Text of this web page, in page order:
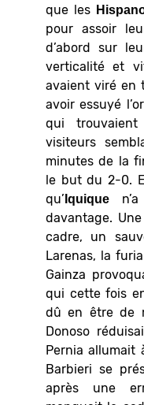
que les
pour assoir
d’abord sur
verticalité et
avaient viré en
avoir essuyé
qui
visiteurs
minutes de la
le but du 2-0.
qu’ Iquique
davantage.
cadre, un
Larenas, la
Gainza
qui cette fois
dû en être de
Donoso
Pernia allumait
Barbieri se
après une